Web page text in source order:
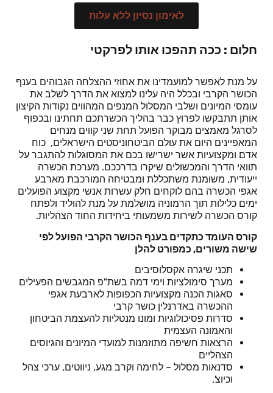
לאימון נסיון ללא עלות
חלום : ככה תהפכו אותו לפרקטי
על מנת לאפשר למועמדינו את אחוזי ההצלחה הגבוהים בענף
הכושר הקרבי ובכלל היה עלינו למצוא את הדרך לשלב את
עומסי המיונים ושלבי המסלול המנפים המהווים נקודות הקיצון
אותן תתבקשו לפרוץ כבר בהליך הכשרתכם תחתינו ובכפוף
לסרגל מאמצים מבוקר הפועל תחת שני קווים מנחים
המאפיינים היום את עולם הביטחוניסטים הישראלים, כוח
אדם ומקצועיות אשר ישרישו בכם את המסוגלות להתגבר על
תוואי הדרך והמכשולים שיקרו בדרככם. מערכת הכשרה
ייעודית, משומנת משתכללת ומבטיחה המורכבת מארבע
אגפי הכשרה בהם לוקחים חלק עשרות אנשי מקצוע הפועלים
ימים כלילות תוך הרמוניה מושלמת על מנת להוליד ולפתח
קורס הכשרה לשירות משמעותי ביחידות החוד הצהליות.
קורס העומד כתקדים בענף הכושר הקרבי הפועל לפי
שישה משורים, כמפורט להלן
תכני שיגרה אקסלוסיבים
מערך סימולציות וימי דמה בשת"פ המגבשים הפעילים
סאגות הכנה מקצועיות הכפופות לארבעת אגפי
ההכשרה באדרנלין כושר קרבי
סדרות פסיכולוגיות ומונו מנטליות להעצמת הביטחון
והאמונה העצמית
הרצאות חשיפה מתוזמנות למועדי המיונים והגיוסים
הצהליים
סדנאות מסלול – לחימה וקרב מגע, ניווטים, ערכי צהל
וכיוצ'.